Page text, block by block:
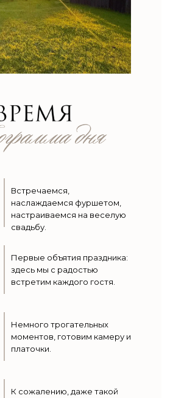
Встречаемся,
наслаждаемся фуршетом,
настраиваемся на веселую
свадьбу.
Первые объятия праздника:
здесь мы с радостью
встретим каждого гостя.
Немного трогательных
моментов, готовим камеру и
платочки.
К сожалению, даже такой